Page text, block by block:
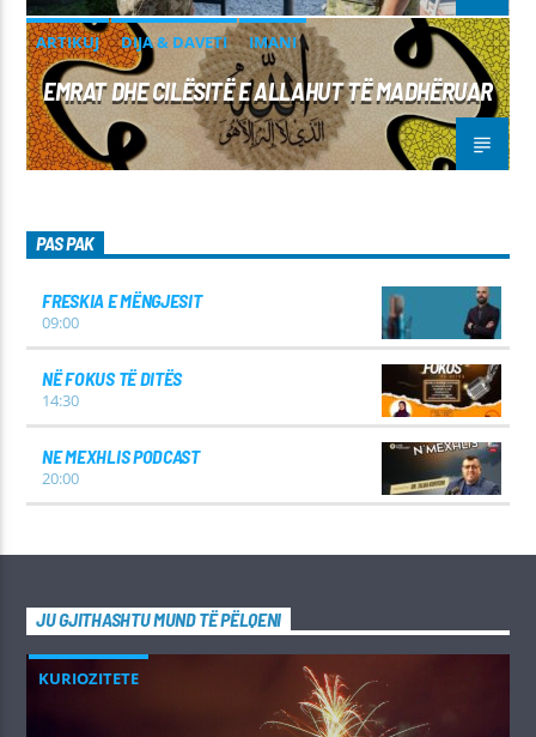
ARTIKUJ DIJA & DAVETI IMANI
EMRAT DHE CILËSITË E ALLAHUT TË MADHËRUAR
PAS PAK
FRESKIA E MËNGJESIT
09:00
NË FOKUS TË DITËS
14:30
NE MEXHLIS PODCAST
20:00
JU GJITHASHTU MUND TË PËLQENI
KURIOZITETE